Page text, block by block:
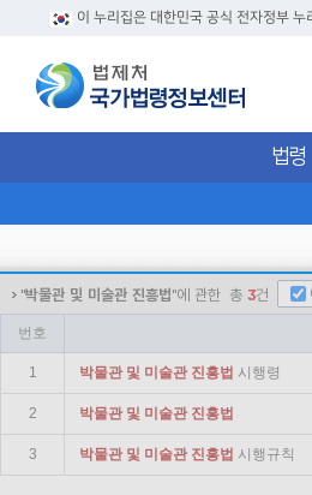
이 누리집은 대한민국 공식 전자정부 누
법령
"박물관 및 미술관 진흥법"에 관한 총 3건
번호
1 박물관 및 미술관 진흥법 시행령
2 박물관 및 미술관 진흥법
3 박물관 및 미술관 진흥법 시행규칙